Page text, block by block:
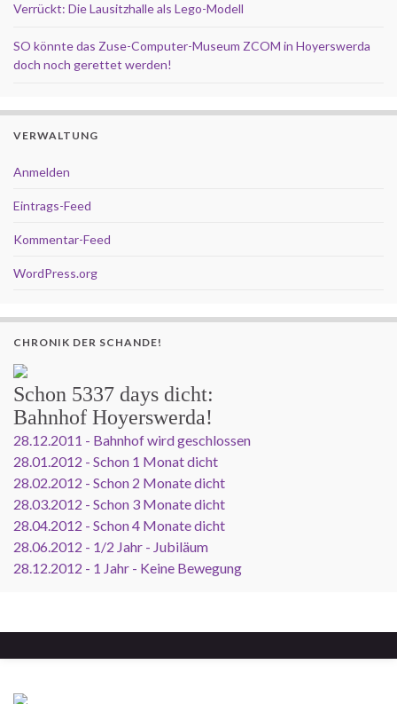
Verrückt: Die Lausitzhalle als Lego-Modell
SO könnte das Zuse-Computer-Museum ZCOM in Hoyerswerda
doch noch gerettet werden!
VERWALTUNG
Anmelden
Eintrags-Feed
Kommentar-Feed
WordPress.org
CHRONIK DER SCHANDE!
Schon 5337 days dicht:
Bahnhof Hoyerswerda!
28.12.2011 - Bahnhof wird geschlossen
28.01.2012 - Schon 1 Monat dicht
28.02.2012 - Schon 2 Monate dicht
28.03.2012 - Schon 3 Monate dicht
28.04.2012 - Schon 4 Monate dicht
28.06.2012 - 1/2 Jahr - Jubiläum
28.12.2012 - 1 Jahr - Keine Bewegung